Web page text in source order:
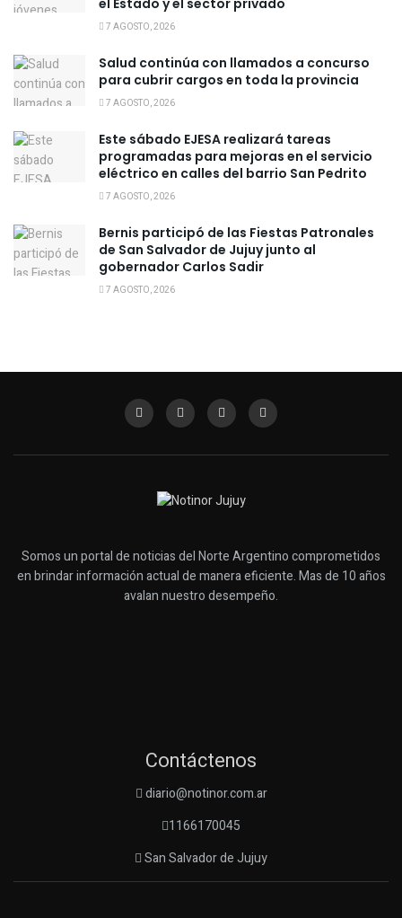
7 AGOSTO, 2026
Salud continúa con llamados a concurso
para cubrir cargos en toda la provincia
7 AGOSTO, 2026
Este sábado EJESA realizará tareas
programadas para mejoras en el servicio
eléctrico en calles del barrio San Pedrito
7 AGOSTO, 2026
Bernis participó de las Fiestas Patronales
de San Salvador de Jujuy junto al
gobernador Carlos Sadir
7 AGOSTO, 2026
Somos un portal de noticias del Norte Argentino comprometidos
en brindar información actual de manera eficiente. Mas de 10 años
avalan nuestro desempeño.
Contáctenos
diario@notinor.com.ar
1166170045
San Salvador de Jujuy